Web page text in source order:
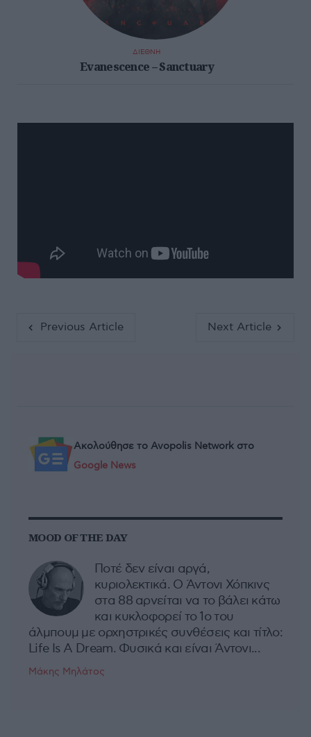
ΔΙΕΘΝΗ
Evanescence – Sanctuary
Previous Article Next Article
Ακολούθησε το Avopolis Network στο
Google News
MOOD OF THE DAY
Ποτέ δεν είναι αργά,
κυριολεκτικά. Ο Άντονι Χόπκινς
στα 88 αρνείται να το βάλει κάτω
και κυκλοφορεί το 1ο του
άλμπουμ με ορχηστρικές συνθέσεις και τίτλο:
Life Is A Dream. Φυσικά και είναι Άντονι...
Μάκης Μηλάτος